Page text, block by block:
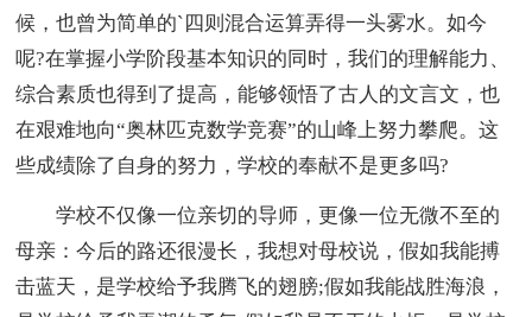
候，也曾为简单的`四则混合运算弄得一头雾水。如今
呢?在掌握小学阶段基本知识的同时，我们的理解能力、
综合素质也得到了提高，能够领悟了古人的文言文，也
在艰难地向“奥林匹克数学竞赛”的山峰上努力攀爬。这
些成绩除了自身的努力，学校的奉献不是更多吗?
学校不仅像一位亲切的导师，更像一位无微不至的
母亲：今后的路还很漫长，我想对母校说，假如我能搏
击蓝天，是学校给予我腾飞的翅膀;假如我能战胜海浪，